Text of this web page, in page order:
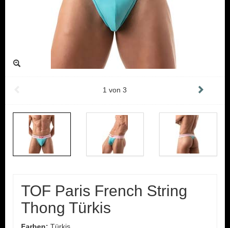
1 von3
TOF Paris French String
Thong Türkis